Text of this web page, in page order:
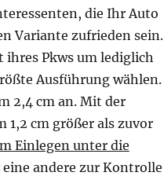
die Ihr Auto
Variante zufrieden sein.
ihres Pkws um lediglich
Ausführung wählen.
2,4 cm an. Mit der
1,2 cm größer als zuvor
Einlegen unter die
eine andere zur Kontrolle